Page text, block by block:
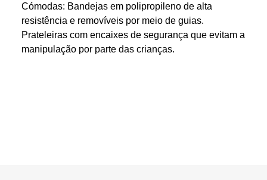
Cómodas: Bandejas em polipropileno de alta
resistência e removíveis por meio de guias.
Prateleiras com encaixes de segurança que evitam a
manipulação por parte das crianças.